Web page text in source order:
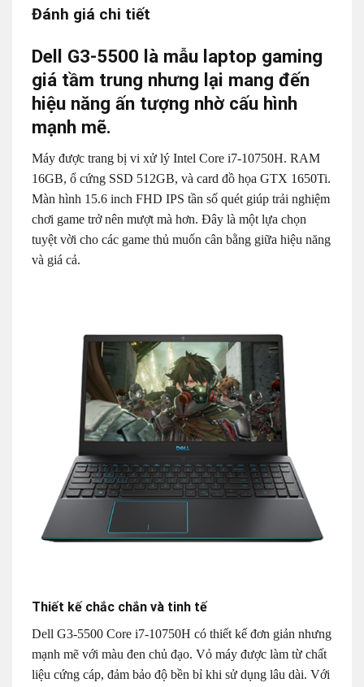
Đánh giá chi tiết
Dell G3-5500 là mẫu laptop gaming
giá tầm trung nhưng lại mang đến
hiệu năng ấn tượng nhờ cấu hình
mạnh mẽ.
Máy được trang bị vi xử lý Intel Core i7-10750H. RAM
16GB, ổ cứng SSD 512GB, và card đồ họa GTX 1650Ti.
Màn hình 15.6 inch FHD IPS tần số quét giúp trải nghiệm
chơi game trở nên mượt mà hơn. Đây là một lựa chọn
tuyệt vời cho các game thủ muốn cân bằng giữa hiệu năng
và giá cả.
Thiết kế chắc chắn và tinh tế
Dell G3-5500 Core i7-10750H có thiết kế đơn giản nhưng
mạnh mẽ với màu đen chủ đạo. Vỏ máy được làm từ chất
liệu cứng cáp, đảm bảo độ bền bỉ khi sử dụng lâu dài. Với